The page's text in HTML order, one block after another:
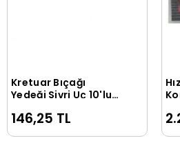
Sepete Ekle
Kretuar Bıçağı
Yedeği Sivri Uç 10'lu
146,25 TL